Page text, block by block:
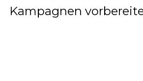
Kampagnen